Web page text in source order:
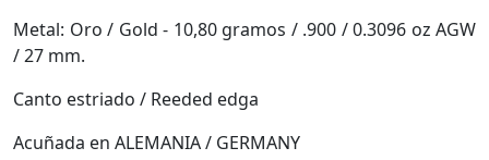
Metal: Oro / Gold - 10,80 gramos / .900 / 0.3096 oz AGW
/ 27 mm.
Canto estriado / Reeded edga
Acuñada en ALEMANIA / GERMANY